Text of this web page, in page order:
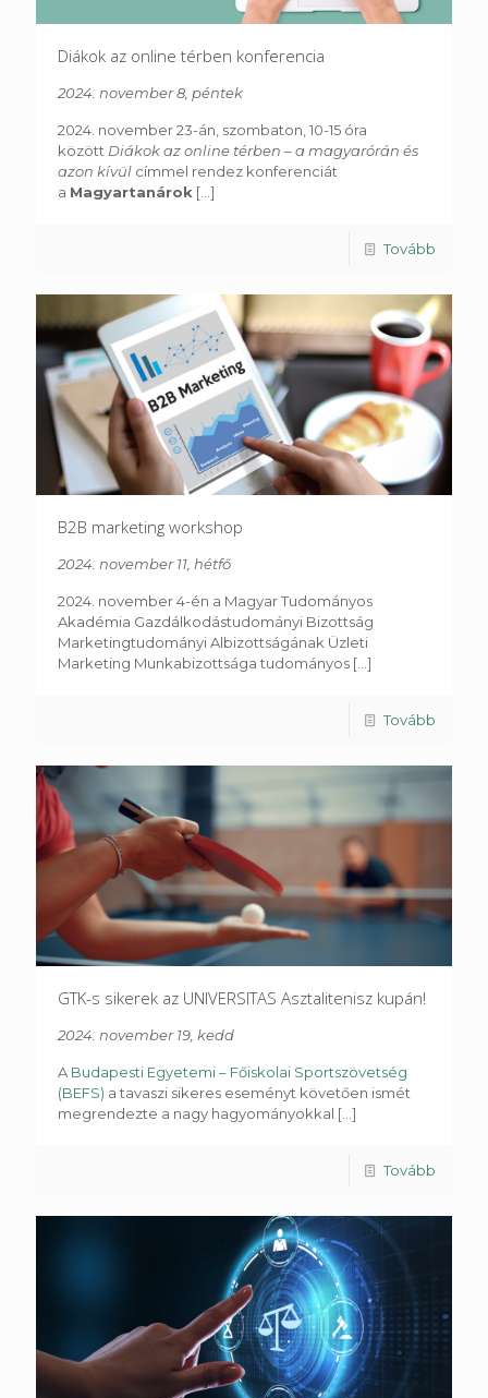
Diákok az online térben konferencia
2024. november 8, péntek
2024. november 23-án, szombaton, 10-15 óra
között Diákok az online térben – a magyarórán és
azon kívül címmel rendez konferenciát
a Magyartanárok [...]
Tovább
B2B marketing workshop
2024. november 11, hétfő
2024. november 4-én a Magyar Tudományos
Akadémia Gazdálkodástudományi Bizottság
Marketingtudományi Albizottságának Üzleti
Marketing Munkabizottsága tudományos [...]
Tovább
GTK-s sikerek az UNIVERSITAS Asztalitenisz kupán!
2024. november 19, kedd
A Budapesti Egyetemi – Főiskolai Sportszövetség
(BEFS) a tavaszi sikeres eseményt követően ismét
megrendezte a nagy hagyományokkal [...]
Tovább